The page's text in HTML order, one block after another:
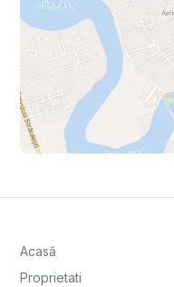
Acasă
Proprietati